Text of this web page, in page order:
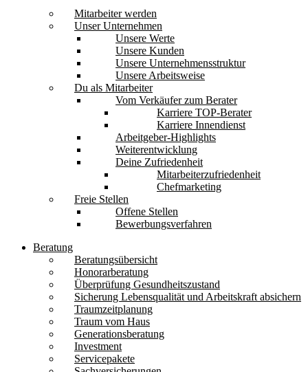
Mitarbeiter werden
Unser Unternehmen
Unsere Werte
Unsere Kunden
Unsere Unternehmensstruktur
Unsere Arbeitsweise
Du als Mitarbeiter
Vom Verkäufer zum Berater
Karriere TOP-Berater
Karriere Innendienst
Arbeitgeber-Highlights
Weiterentwicklung
Deine Zufriedenheit
Mitarbeiterzufriedenheit
Chefmarketing
Freie Stellen
Offene Stellen
Bewerbungsverfahren
Beratung
Beratungsübersicht
Honorarberatung
Überprüfung Gesundheitszustand
Sicherung Lebensqualität und Arbeitskraft absichern
Traumzeitplanung
Traum vom Haus
Generationsberatung
Investment
Servicepakete